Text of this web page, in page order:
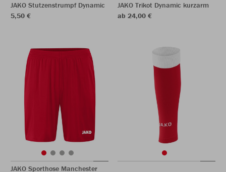
JAKO Stutzenstrumpf Dynamic
5,50 €
JAKO Trikot Dynamic kurzarm
ab 24,00 €
JAKO Sporthose Manchester